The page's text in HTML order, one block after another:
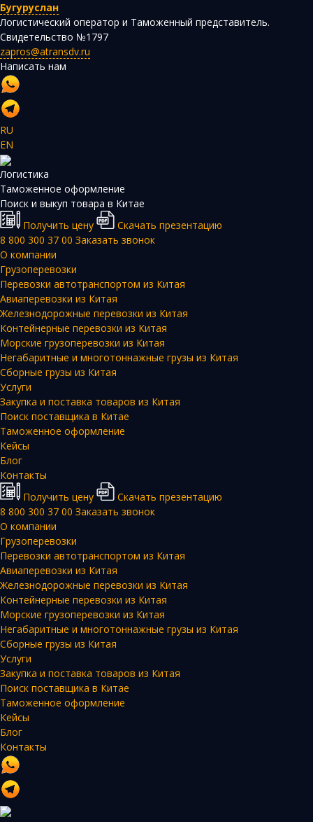
Бугуруслан
Логистический оператор и Таможенный представитель.
Свидетельство №1797
zapros@atransdv.ru
Написать нам
RU
EN
Логистика
Таможенное оформление
Поиск и выкуп товара в Китае
Получить цену
Скачать презентацию
8 800 300 37 00 Заказать звонок
О компании
Грузоперевозки
Перевозки автотранспортом из Китая
Авиаперевозки из Китая
Железнодорожные перевозки из Китая
Контейнерные перевозки из Китая
Морские грузоперевозки из Китая
Негабаритные и многотоннажные грузы из Китая
Сборные грузы из Китая
Услуги
Закупка и поставка товаров из Китая
Поиск поставщика в Китае
Таможенное оформление
Кейсы
Блог
Контакты
Получить цену
Скачать презентацию
8 800 300 37 00 Заказать звонок
О компании
Грузоперевозки
Перевозки автотранспортом из Китая
Авиаперевозки из Китая
Железнодорожные перевозки из Китая
Контейнерные перевозки из Китая
Морские грузоперевозки из Китая
Негабаритные и многотоннажные грузы из Китая
Сборные грузы из Китая
Услуги
Закупка и поставка товаров из Китая
Поиск поставщика в Китае
Таможенное оформление
Кейсы
Блог
Контакты